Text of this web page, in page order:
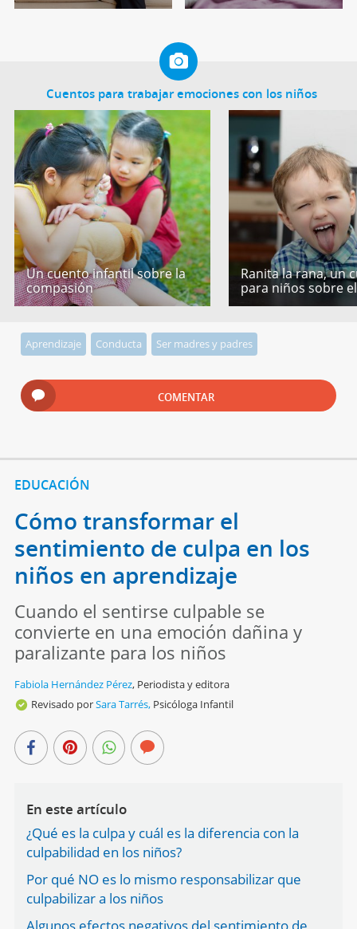
Cuentos para trabajar emociones con los niños
Un cuento infantil sobre la
compasión
Ranita la rana, un
para niños sobre
Aprendizaje Conducta Ser madres y padres
COMENTAR
EDUCACIÓN
Cómo transformar el
sentimiento de culpa en los
niños en aprendizaje
Cuando el sentirse culpable se
convierte en una emoción dañina y
paralizante para los niños
Fabiola Hernández Pérez, Periodista y editora
Revisado porSara Tarrés, Psicóloga Infantil
En este artículo
¿Qué es la culpa y cuál es la diferencia con la
culpabilidad en los niños?
Por qué NO es lo mismo responsabilizar que
culpabilizar a los niños